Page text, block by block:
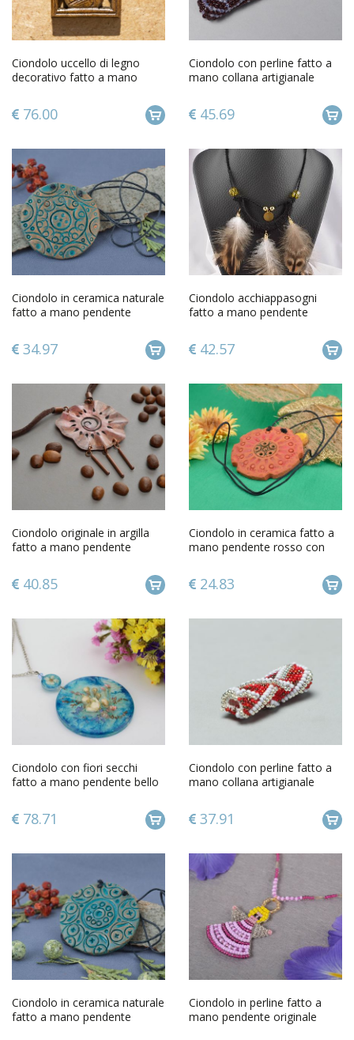
Ciondolo uccello di legno
decorativo fatto a mano
76.00
Ciondolo con perline fatto a
mano collana artigianale
45.69
Ciondolo in ceramica naturale
fatto a mano pendente
34.97
Ciondolo acchiappasogni
fatto a mano pendente
42.57
Ciondolo originale in argilla
fatto a mano pendente
40.85
Ciondolo in ceramica fatto a
mano pendente rosso con
24.83
Ciondolo con fiori secchi
fatto a mano pendente bello
78.71
Ciondolo con perline fatto a
mano collana artigianale
37.91
Ciondolo in ceramica naturale
fatto a mano pendente
Ciondolo in perline fatto a
mano pendente originale